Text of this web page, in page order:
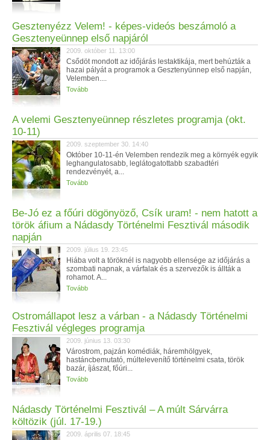
Gesztenyézz Velem! - képes-videós beszámoló a
Gesztenyeünnep első napjáról
2009. október 11. 13:00
Csődöt mondott az időjárás lestaktikája, mert behúzták a
hazai pályát a programok a Gesztenyünnep első napján,
Velemben....
Tovább
A velemi Gesztenyeünnep részletes programja (okt.
10-11)
2009. szeptember 30. 14:40
Október 10-11-én Velemben rendezik meg a környék egyik
leghangulatosabb, leglátogatottabb szabadtéri
rendezvényét, a...
Tovább
Be-Jó ez a főúri dögönyöző, Csík uram! - nem hatott a
török áfium a Nádasdy Történelmi Fesztivál második
napján
2009. július 19. 23:45
Hiába volt a töröknél is nagyobb ellensége az időjárás a
szombati napnak, a várfalak és a szervezők is állták a
rohamot. A...
Tovább
Ostromállapot lesz a várban - a Nádasdy Történelmi
Fesztivál végleges programja
2009. június 13. 03:30
Várostrom, pajzán komédiák, háremhölgyek,
hastáncbemutató, múltelevenítő történelmi csata, török
bazár, íjászat, főúri...
Tovább
Nádasdy Történelmi Fesztivál – A múlt Sárvárra
költözik (júl. 17-19.)
2009. április 07. 18:45